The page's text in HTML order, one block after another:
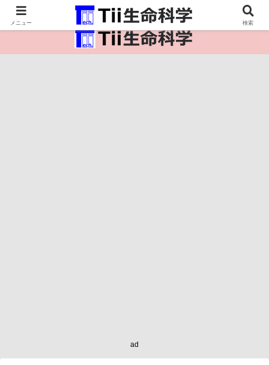
医療保健・生命・生物の情報インフラ。
ad
メニュー 検索